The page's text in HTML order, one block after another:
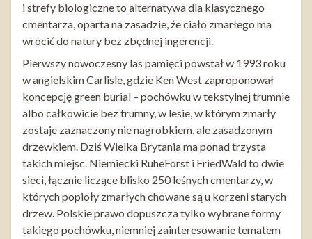
i strefy biologiczne to alternatywa dla klasycznego
cmentarza, oparta na zasadzie, że ciało zmarłego ma
wrócić do natury bez zbędnej ingerencji.
Pierwszy nowoczesny las pamięci powstał w 1993 roku
w angielskim Carlisle, gdzie Ken West zaproponował
koncepcję green burial – pochówku w tekstylnej trumnie
albo całkowicie bez trumny, w lesie, w którym zmarły
zostaje zaznaczony nie nagrobkiem, ale zasadzonym
drzewkiem. Dziś Wielka Brytania ma ponad trzysta
takich miejsc. Niemiecki RuheForst i FriedWald to dwie
sieci, łącznie liczące blisko 250 leśnych cmentarzy, w
których popioły zmarłych chowane są u korzeni starych
drzew. Polskie prawo dopuszcza tylko wybrane formy
takiego pochówku, niemniej zainteresowanie tematem